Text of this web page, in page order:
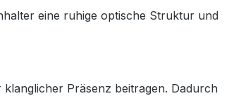
eine ruhige optische Struktur und
Präsenz beitragen. Dadurch